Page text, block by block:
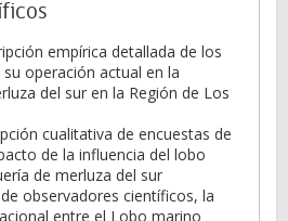
empírica detallada de los
operación actual en la
del sur en la Región de Los
cualitativa de encuestas de
de la influencia del lobo
de merluza del sur
observadores científicos, la
entre el Lobo marino